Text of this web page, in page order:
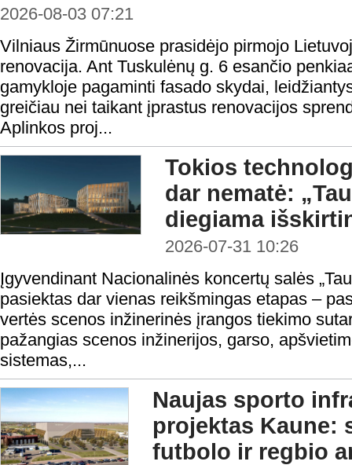
2026-08-03 07:21
Vilniaus Žirmūnuose prasidėjo pirmojo
renovacija. Ant Tuskulėnų g. 6 esančio
gamykloje pagaminti fasado skydai,
greičiau nei taikant įprastus renovacijos
Aplinkos proj...
Tokios
dar nematė:
diegiama
2026-07-31 10:26
Įgyvendinant Nacionalinės koncertų salės
pasiektas dar vienas reikšmingas etapas –
vertės scenos inžinerinės įrangos tiekimo
pažangias scenos inžinerijos, garso,
sistemas,...
Naujas sporto
projektas Kaune:
futbolo ir regbio